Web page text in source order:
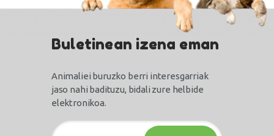
Buletinean izena eman
Animaliei buruzko berri interesgarriak
jaso nahi badituzu, bidali zure helbide
elektronikoa.